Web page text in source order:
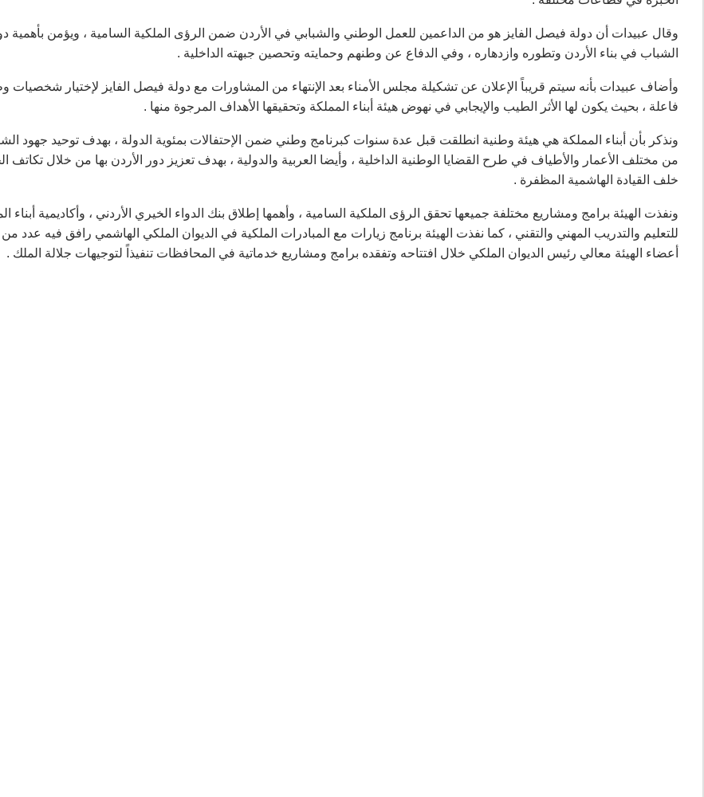
وقال عبيدات أن دولة فيصل الفايز هو من الداعمين للعمل الوطني والشبابي في الأردن ضمن الرؤى الملكية السامية ، ويؤمن بأهمية
الشباب في بناء الأردن وتطوره وازدهاره ، وفي الدفاع عن وطنهم وحمايته وتحصين جبهته الداخلية .
وأضاف عبيدات بأنه سيتم قريباً الإعلان عن تشكيلة مجلس الأمناء بعد الإنتهاء من المشاورات مع دولة فيصل الفايز لإختيار شخصيات
فاعلة ، بحيث يكون لها الأثر الطيب والإيجابي في نهوض هيئة أبناء المملكة وتحقيقها الأهداف المرجوة منها .
ونذكر بأن أبناء المملكة هي هيئة وطنية انطلقت قبل عدة سنوات كبرنامج وطني ضمن الإحتفالات بمئوية الدولة ، بهدف توحيد جهود
من مختلف الأعمار والأطياف في طرح القضايا الوطنية الداخلية ، وأيضا العربية والدولية ، بهدف تعزيز دور الأردن بها من خلال تكاتف
خلف القيادة الهاشمية المظفرة .
ونفذت الهيئة برامج ومشاريع مختلفة جميعها تحقق الرؤى الملكية السامية ، وأهمها إطلاق بنك الدواء الخيري الأردني ، وأكاديمية أبناء
للتعليم والتدريب المهني والتقني ، كما نفذت الهيئة برنامج زيارات مع المبادرات الملكية في الديوان الملكي الهاشمي رافق فيه عدد من
أعضاء الهيئة معالي رئيس الديوان الملكي خلال افتتاحه وتفقده برامج ومشاريع خدماتية في المحافظات تنفيذاً لتوجيهات جلالة الملك .